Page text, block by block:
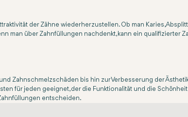
der Zähne wiederherzustellen. Ob man Karies,
man über Zahnfüllungen nachdenkt, kann ein qualifizierter
Zahnschmelzschäden bis hin zur Verbesserung der
für jeden geeignet, der die Funktionalität und die
entscheiden.